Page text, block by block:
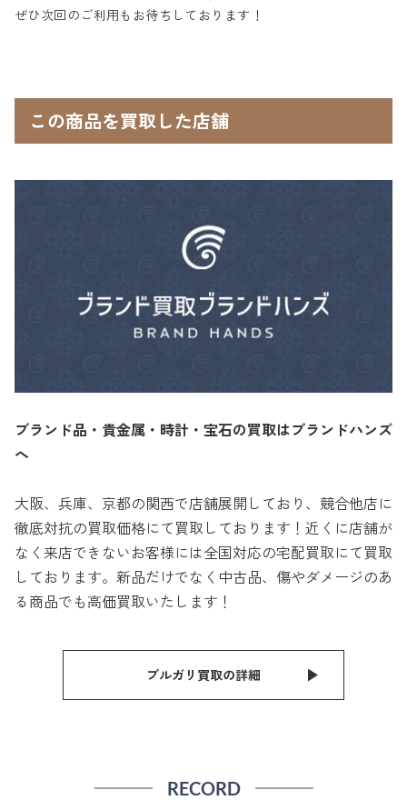
ぜひ次回のご利用もお待ちしております！
この商品を買取した店舗
ブランド品・貴金属・時計・宝石の買取はブランドハンズ
へ
大阪、兵庫、京都の関西で店舗展開しており、競合他店に
徹底対抗の買取価格にて買取しております！近くに店舗が
なく来店できないお客様には全国対応の宅配買取にて買取
しております。新品だけでなく中古品、傷やダメージのあ
る商品でも高価買取いたします！
ブルガリ買取の詳細
RECORD